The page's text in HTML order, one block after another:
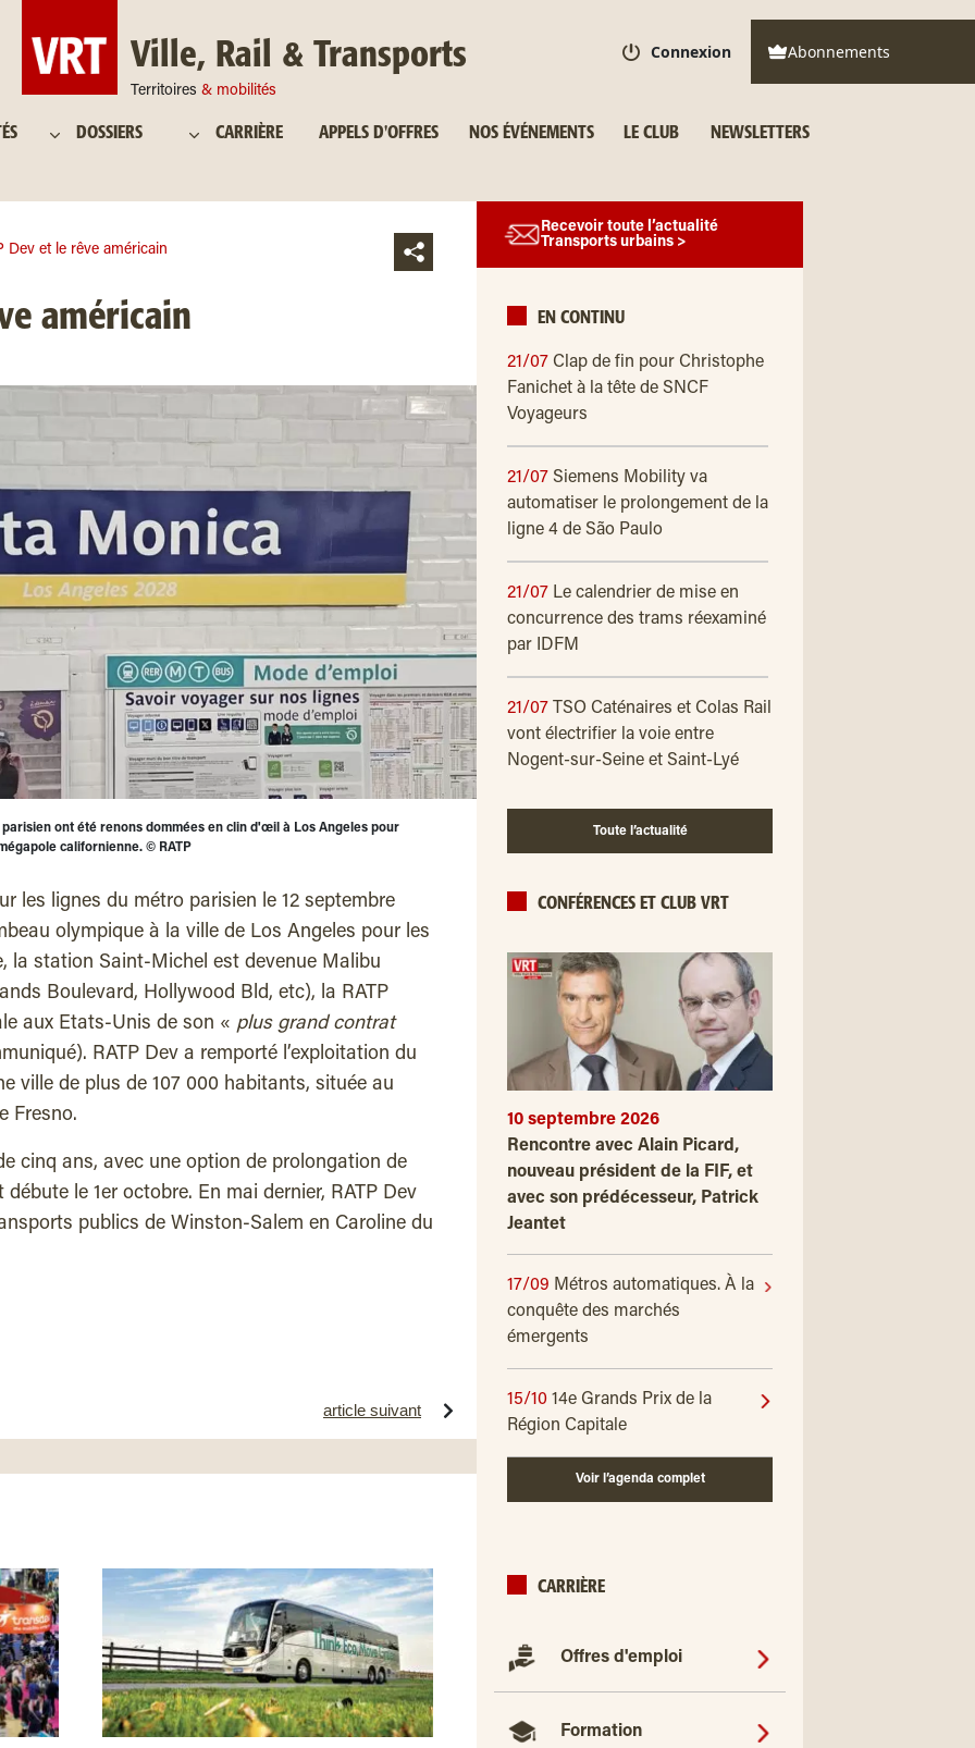
Ville, Rail & Transports
Territoires & mobilités
Connexion Abonnements
DOSSIERS CARRIÈRE APPELS D'OFFRES NOS ÉVÉNEMENTS LE CLUB NEWSLETTERS
Dev et le rêve américain
américain
ont été renons dommées en clin d'œil à Los Angeles pour
californienne. © RATP
les lignes du métro parisien le 12 septembre
olympique à la ville de Los Angeles pour les
la station Saint-Michel est devenue Malibu
Boulevard, Hollywood Bld, etc), la RATP
aux Etats-Unis de son « plus grand contrat
RATP Dev a remporté l’exploitation du
ville de plus de 107 000 habitants, située au
Fresno.
cinq ans, avec une option de prolongation de
le 1er octobre. En mai dernier, RATP Dev
publics de Winston-Salem en Caroline du
article suivant
Recevoir toute l’actualité
Transports urbains >
EN CONTINU
21/07 Clap de fin pour Christophe
Fanichet à la tête de SNCF
Voyageurs
21/07 Siemens Mobility va
automatiser le prolongement de la
ligne 4 de São Paulo
21/07 Le calendrier de mise en
concurrence des trams réexaminé
par IDFM
21/07
TSO Caténaires et Colas Rail
vont électrifier la voie entre
Nogent-sur-Seine et Saint-Lyé
Toute l’actualité
CONFÉRENCES ET CLUB VRT
10 septembre 2026
Rencontre avec Alain Picard,
nouveau président de la FIF, et
avec son prédécesseur, Patrick
Jeantet
17/09 Métros automatiques. À la
conquête des marchés
émergents
15/10 14e Grands Prix de la
Région Capitale
Voir l’agenda complet
CARRIÈRE
Offres d'emploi
Formation